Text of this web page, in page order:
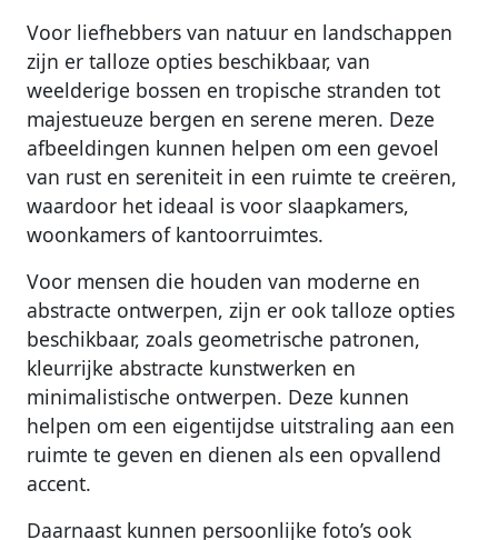
Voor liefhebbers van natuur en landschappen
zijn er talloze opties beschikbaar, van
weelderige bossen en tropische stranden tot
majestueuze bergen en serene meren. Deze
afbeeldingen kunnen helpen om een gevoel
van rust en sereniteit in een ruimte te creëren,
waardoor het ideaal is voor slaapkamers,
woonkamers of kantoorruimtes.
Voor mensen die houden van moderne en
abstracte ontwerpen, zijn er ook talloze opties
beschikbaar, zoals geometrische patronen,
kleurrijke abstracte kunstwerken en
minimalistische ontwerpen. Deze kunnen
helpen om een eigentijdse uitstraling aan een
ruimte te geven en dienen als een opvallend
accent.
Daarnaast kunnen persoonlijke foto’s ook